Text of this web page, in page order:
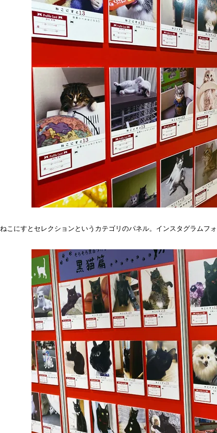
ねこにすとセレクションというカテゴリのパネル。インスタグラムフ